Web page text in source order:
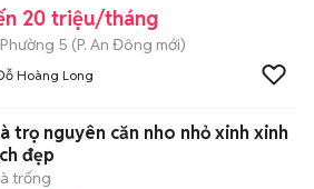
20 triệu/tháng
Phường 5 (P. An Đông mới)
Hoàng Long
trọ nguyên căn nho nhỏ xinh xinh
đẹp
trống